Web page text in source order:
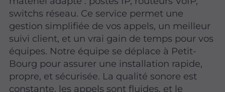
switchs réseau. Ce service permet une
gestion simplifiée de vos appels, un meilleur
suivi client, et un vrai gain de temps pour vos
équipes. Notre équipe se déplace à Petit-
Bourg pour assurer une installation rapide,
propre, et sécurisée. La qualité sonore est
constante, les appels sont fluides, et le